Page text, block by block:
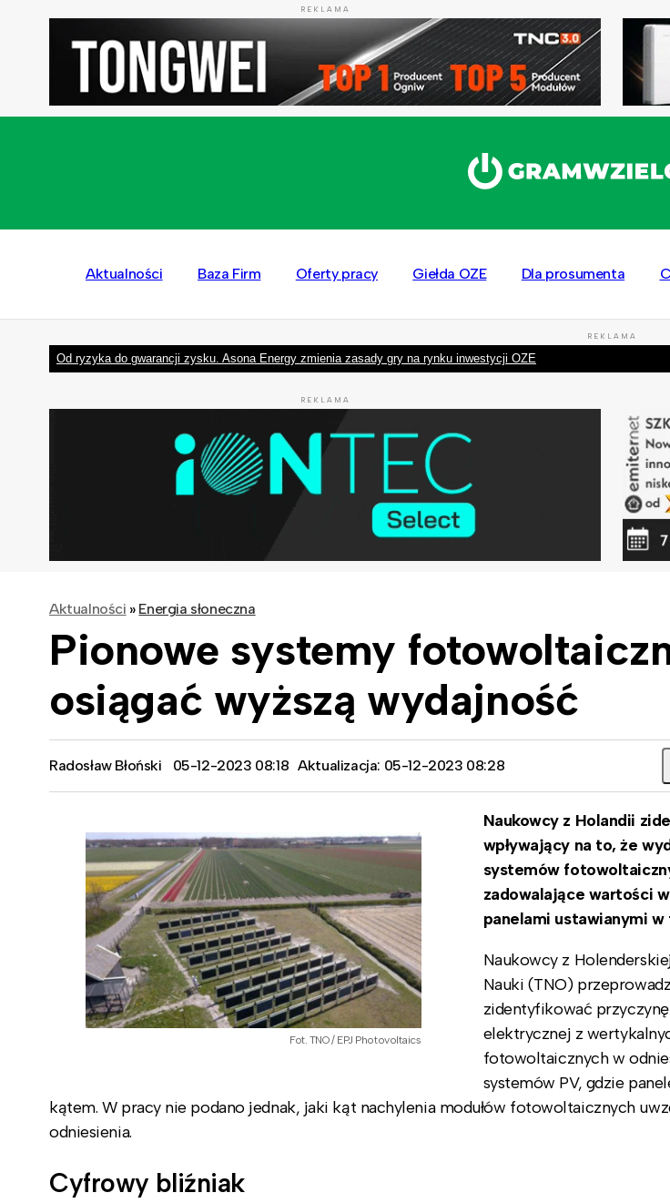
REKLAMA
Aktualności Baza Firm Oferty pracy Giełda OZE Dla prosumenta
REKLAMA
Od ryzyka do gwarancji zysku. Asona Energy zmienia zasady gry na rynku inwestycji OZE
REKLAMA
Aktualności » Energia słoneczna
Pionowe systemy
osiągać wyższą wydajność
Radosław Błoński 05-12-2023 08:18 Aktualizacja: 05-12-2023 08:28
Fot. TNO / EPJ Photovoltaics
Naukowcy z Holandii
wpływający na to, że
systemów
zadowalające wartości
panelami ustawianymi
Naukowcy z
Nauki (TNO)
zidentyfikować
elektrycznej z
fotowoltaicznych w
systemów PV, gdzie
kątem. W pracy nie podano jednak, jaki kąt nachylenia modułów fotowoltaicznych
odniesienia.
Cyfrowy bliźniak